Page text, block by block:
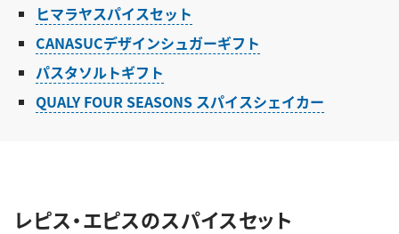
ヒマラヤスパイスセット
CANASUCデザインシュガーギフト
パスタソルトギフト
QUALY FOUR SEASONS スパイスシェイカー
レピス・エピスのスパイスセット